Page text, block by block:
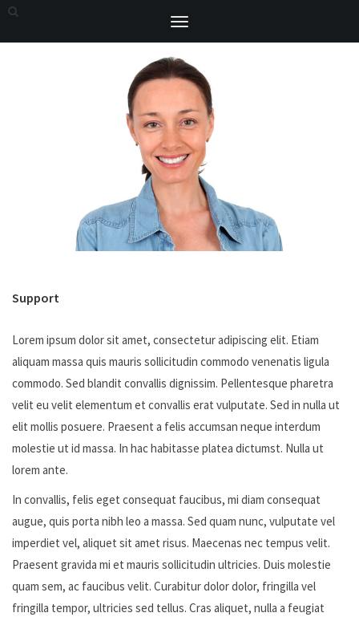
Toggle
navigation
Support
Lorem ipsum dolor sit amet, consectetur adipiscing elit. Etiam
aliquam massa quis mauris sollicitudin commodo venenatis ligula
commodo. Sed blandit convallis dignissim. Pellentesque pharetra
velit eu velit elementum et convallis erat vulputate. Sed in nulla ut
elit mollis posuere. Praesent a felis accumsan neque interdum
molestie ut id massa. In hac habitasse platea dictumst. Nulla ut
lorem ante.
In convallis, felis eget consequat faucibus, mi diam consequat
augue, quis porta nibh leo a massa. Sed quam nunc, vulputate vel
imperdiet vel, aliquet sit amet risus. Maecenas nec tempus velit.
Praesent gravida mi et mauris sollicitudin ultricies. Duis molestie
quam sem, ac faucibus velit. Curabitur dolor dolor, fringilla vel
fringilla tempor, ultricies sed tellus. Cras aliquet, nulla a feugiat